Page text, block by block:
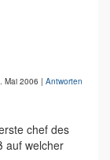
Mai 2006 | Antworten
chef des
auf welcher